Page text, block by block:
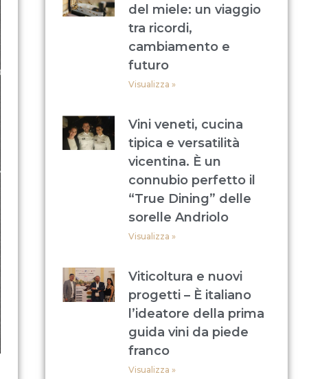
del miele: un viaggio
tra ricordi,
cambiamento e
futuro
Visualizza »
Vini veneti, cucina
tipica e versatilità
vicentina. È un
connubio perfetto il
“True Dining” delle
sorelle Andriolo
Visualizza »
Viticoltura e nuovi
progetti – È italiano
l’ideatore della prima
guida vini da piede
franco
Visualizza »